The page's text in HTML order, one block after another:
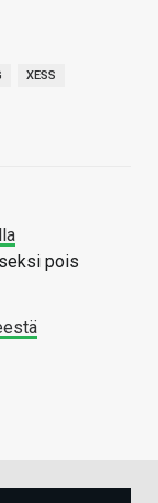
XESS
pois